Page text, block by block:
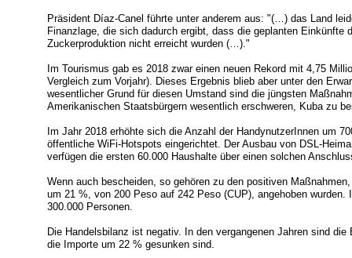
Präsident Díaz-Canel führte unter anderem aus: "(…) das Land
Finanzlage, die sich dadurch ergibt, dass die geplanten Einkünfte
Zuckerproduktion nicht erreicht wurden (…)."
Im Tourismus gab es 2018 zwar einen neuen Rekord mit 4,75
Vergleich zum Vorjahr). Dieses Ergebnis blieb aber unter den
wesentlicher Grund für diesen Umstand sind die jüngsten
Amerikanischen Staatsbürgern wesentlich erschweren, Kuba zu
Im Jahr 2018 erhöhte sich die Anzahl der HandynutzerInnen um
öffentliche WiFi-Hotspots eingerichtet. Der Ausbau von DSL-
verfügen die ersten 60.000 Haushalte über einen solchen
Wenn auch bescheiden, so gehören zu den positiven
um 21 %, von 200 Peso auf 242 Peso (CUP), angehoben
300.000 Personen.
Die Handelsbilanz ist negativ. In den vergangenen Jahren sind
die Importe um 22 % gesunken sind.